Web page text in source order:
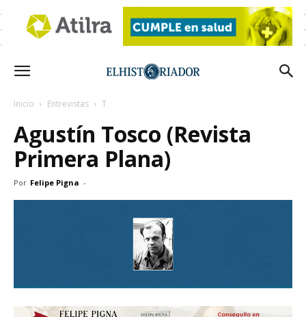
Inicio Entrevistas T
Agustín Tosco (Revista
Primera Plana)
Por Felipe Pigna -